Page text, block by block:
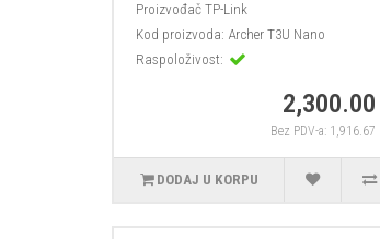
Proizvođač TP-Link
Kod proizvoda: Archer T3U Nano
Raspoloživost:
2,300.00
Bez PDV-a: 1,916.67
DODAJ U KORPU